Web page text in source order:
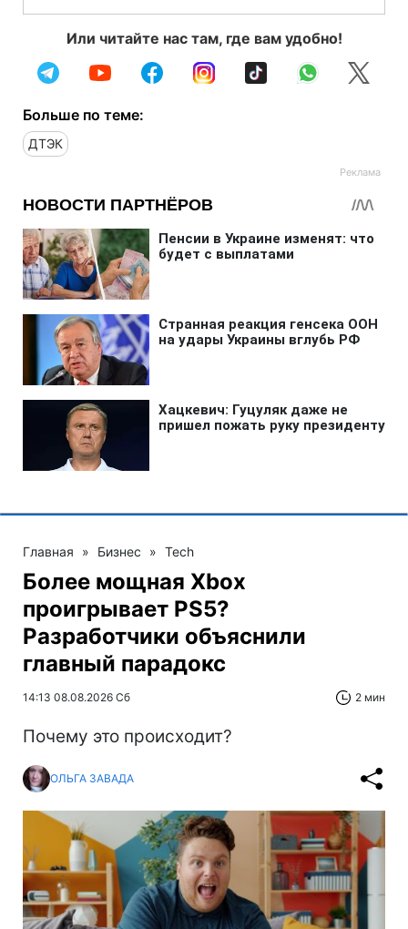
Или читайте нас там, где вам удобно!
Больше по теме:
ДТЭК
Главная » Бизнес » Tech
Более мощная Xbox
проигрывает PS5?
Разработчики объяснили
главный парадокс
14:13 08.08.2026 Сб 2 мин
Почему это происходит?
ОЛЬГА ЗАВАДА